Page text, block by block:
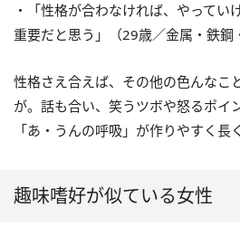
・「性格が合わなければ、やってい
重要だと思う」（29歳／金属・鉄鋼
性格さえ合えば、その他の色んなこ
が。話も合い、笑うツボや怒るポイ
「あ・うんの呼吸」が作りやすく長
趣味嗜好が似ている女性